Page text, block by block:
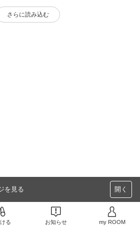
さらに読み込む
を見る 開く
る お知らせ my ROOM